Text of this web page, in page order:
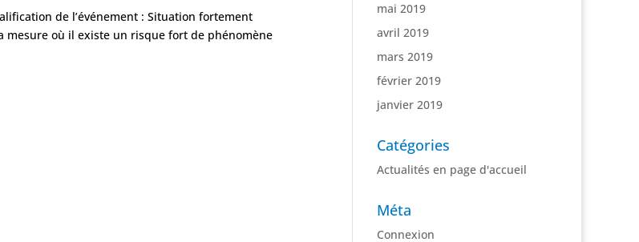
de l’événement : Situation fortement
mesure où il existe un risque fort de phénomène
mai 2019
avril 2019
mars 2019
février 2019
janvier 2019
Catégories
Actualités en page d'accueil
Méta
Connexion